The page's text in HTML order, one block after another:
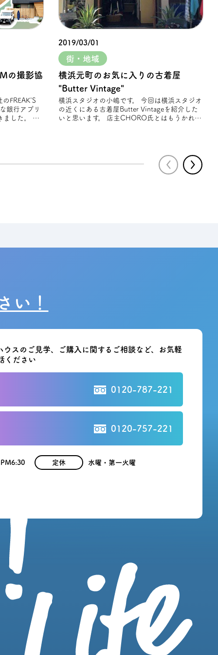
の撮影協
銀⾏アプリ
した。 春
2019/03/01
街・地域
横浜元町のお気に入りの古着屋
"Butter Vintage"
横浜スタジオの小嶋です。 今回は横浜スタジオ
の近くにある古着屋Butter Vintageを紹介した
いと思います。 店主CHORO氏とはもうかれこ
い！
ウスのご見学、ご購入に関する ご相談など、お気軽
ください
0120-787-221
0120-757-221
定休 水曜・第一火曜